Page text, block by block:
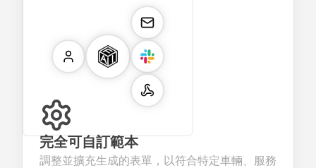
完全可自訂範本
調整並擴充生成的表單，以符合特定車輛、服務